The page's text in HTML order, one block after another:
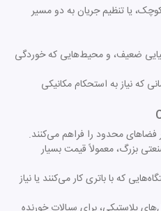
یا تنظیم جریان به دو مسیر
ضعیف، و محیط‌هایی که خوردگی
که نیاز به استحکام مکانیکی
محدود را فراهم می‌کنند.
بزرگ، معمولاً قیمت بسیار
که با باتری کار می‌کنند یا نیاز